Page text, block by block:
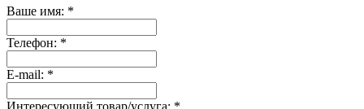
Ваше имя: *
Телефон: *
E-mail: *
Интересующий товар/услуга: *